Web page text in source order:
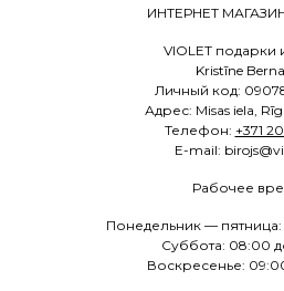
ИНТЕРНЕТ
VIOLET подарки
Kristīne
Личный код:
Адрес: Misas iela,
Телефон: +371
E-mail:
Рабочее
Понедельник —
Суббота: 08:00
Воскресенье: